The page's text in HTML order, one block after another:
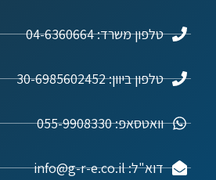
טלפון משרד: 04-6360664
טלפון ביוון: 30-6985602452
וואטסאפ: 055-9908330
דוא"ל: info@g-r-e.co.il